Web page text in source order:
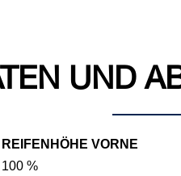
UND
REIFENHÖHE VORNE
100 %